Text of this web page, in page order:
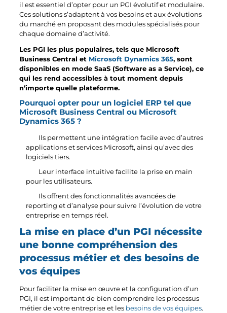
il est essentiel d’opter pour un PGI évolutif et modulaire.
Ces solutions s’adaptent à vos besoins et aux évolutions
du marché en proposant des modules spécialisés pour
chaque domaine d’activité.
Les PGI les plus populaires, tels que Microsoft
Business Central et Microsoft Dynamics 365, sont
disponibles en mode SaaS (Software as a Service), ce
qui les rend accessibles à tout moment depuis
n’importe quelle plateforme.
Pourquoi opter pour un logiciel ERP tel que
Microsoft Business Central ou Microsoft
Dynamics 365 ?
Ils permettent une intégration facile avec d’autres
applications et services Microsoft, ainsi qu’avec des
logiciels tiers.
Leur interface intuitive facilite la prise en main
pour les utilisateurs.
Ils offrent des fonctionnalités avancées de
reporting et d’analyse pour suivre l’évolution de votre
entreprise en temps réel.
La mise en place d’un PGI nécessite
une bonne compréhension des
processus métier et des besoins de
vos équipes
Pour faciliter la mise en œuvre et la configuration d’un
PGI, il est important de bien comprendre les processus
métier de votre entreprise et les besoins de vos équipes.